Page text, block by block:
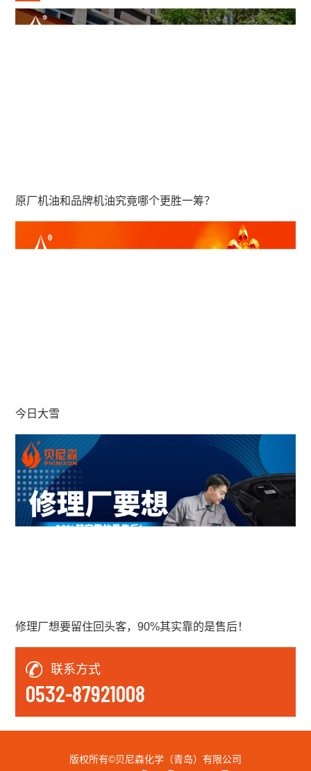
原厂机油和品牌机油究竟哪个更胜一筹？
今日大雪
修理厂想要留住回头客，90%其实靠的是售后！
联系方式
0532-87921008
版权所有©贝尼森化学（青岛）有限公司